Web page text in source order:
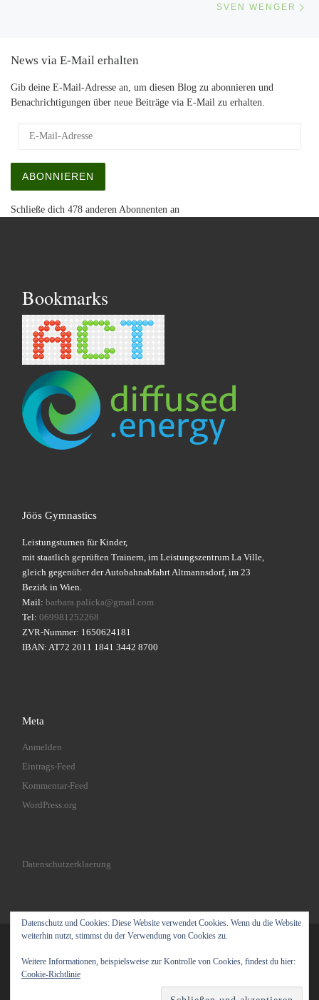
SVEN WENGER
News via E-Mail erhalten
Gib deine E-Mail-Adresse an, um diesen Blog zu abonnieren und
Benachrichtigungen über neue Beiträge via E-Mail zu erhalten.
ABONNIEREN
Schließe dich 478 anderen Abonnenten an
Bookmarks
Jöös Gymnastics
Leistungsturnen für Kinder,
mit staatlich geprüften Trainern, im Leistungszentrum La Ville,
gleich gegenüber der Autobahnabfahrt Altmannsdorf, im 23
Bezirk in Wien.
Mail: barbara.palicka@gmail.com
Tel: 069981252268
ZVR-Nummer: 1650624181
IBAN: AT72 2011 1841 3442 8700
Meta
Anmelden
Eintrags-Feed
Kommentar-Feed
WordPress.org
Datenschutzerklaerung
Präsentiert vonWP– Entworfen mit demCustomizr-Theme
Datenschutz und Cookies: Diese Website verwendet Cookies. Wenn du die Website
weiterhin nutzt, stimmst du der Verwendung von Cookies zu.
Weitere Informationen, beispielsweise zur Kontrolle von Cookies, findest du hier:
Cookie-Richtlinie